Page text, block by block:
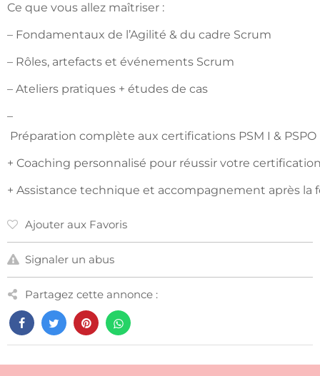
Ce que vous allez maîtriser :
– Fondamentaux de l’Agilité & du cadre Scrum
– Rôles, artefacts et événements Scrum
– Ateliers pratiques + études de cas
–
Préparation complète aux certifications PSM I & PSPO
+ Coaching personnalisé pour réussir votre
+ Assistance technique et accompagnement après la
Ajouter aux Favoris
Signaler un abus
Partagez cette annonce :